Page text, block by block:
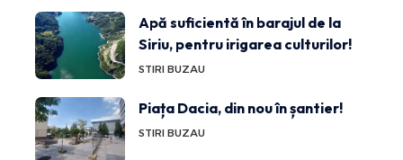
Apă suficientă în barajul de la
Siriu, pentru irigarea culturilor!
STIRI BUZAU
Piața Dacia, din nou în șantier!
STIRI BUZAU